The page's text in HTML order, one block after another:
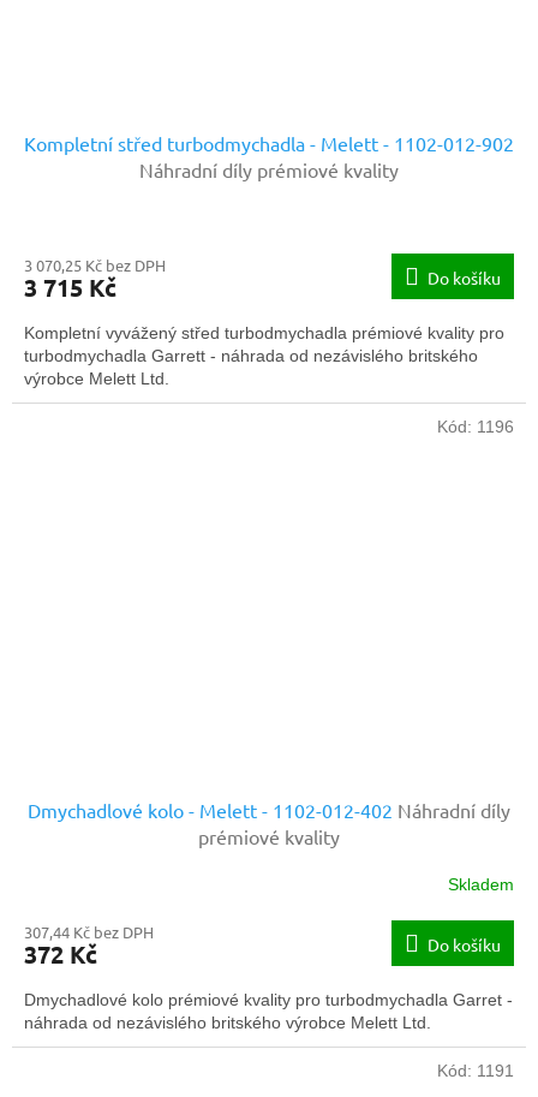
Kompletní střed turbodmychadla - Melett - 1102-012-902
Náhradní díly prémiové kvality
3 070,25 Kč bez DPH
3 715 Kč Do košíku
Kompletní vyvážený střed turbodmychadla prémiové kvality pro
turbodmychadla Garrett - náhrada od nezávislého britského
výrobce Melett Ltd.
Dmychadlové kolo - Melett - 1102-012-402 Náhradní díly
prémiové kvality
Skladem
307,44 Kč bez DPH
372 Kč Do košíku
Dmychadlové kolo prémiové kvality pro turbodmychadla Garret -
náhrada od nezávislého britského výrobce Melett Ltd.
Kód: 1196
Kód: 1191